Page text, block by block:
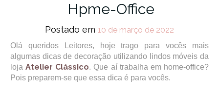
Hpme-Office
Postado em 10 de março de 2022
Olá queridos Leitores, hoje trago para vocês mais
algumas dicas de decoração utilizando lindos móveis da
lojaAtelier Clássico. Que aí trabalha em home-office?
Pois preparem-se que essa dica é para vocês.